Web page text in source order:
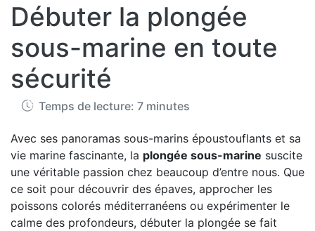
Débuter la plongée
sous-marine en toute
sécurité
Temps de lecture: 7 minutes
Avec ses panoramas sous-marins époustouflants et sa
vie marine fascinante, la plongée sous-marine suscite
une véritable passion chez beaucoup d’entre nous. Que
ce soit pour découvrir des épaves, approcher les
poissons colorés méditerranéens ou expérimenter le
calme des profondeurs, débuter la plongée se fait